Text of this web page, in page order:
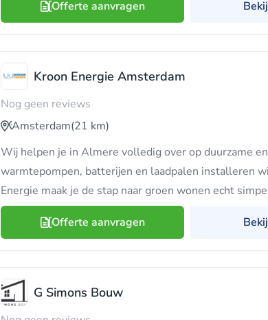
Offerte aanvragen
Kroon Energie Amsterdam
Nog geen reviews
Amsterdam(21 km)
Wij helpen je in Almere volledig over op duurzame
warmtepompen, batterijen en laadpalen installeren
Energie maak je de stap naar groen wonen echt
Offerte aanvragen
G Simons Bouw